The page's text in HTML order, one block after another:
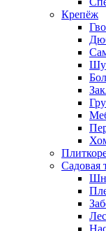
Крепёж
Садовая